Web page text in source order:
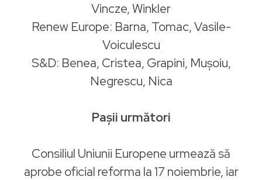
Vincze, Winkler
Renew Europe: Barna, Tomac, Vasile-
Voiculescu
S&D: Benea, Cristea, Grapini, Muşoiu,
Negrescu, Nica
Pașii următori
Consiliul Uniunii Europene urmează să
aprobe oficial reforma la 17 noiembrie, iar